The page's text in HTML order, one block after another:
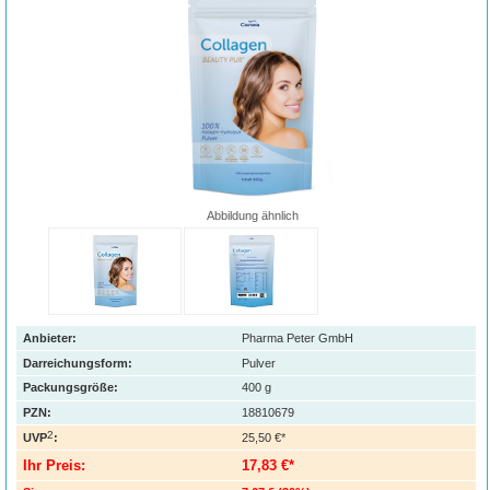
Abbildung ähnlich
Anbieter:
Pharma Peter GmbH
Darreichungsform:
Pulver
Packungsgröße:
400 g
PZN:
18810679
UVP2: 25,50 €*
Ihr Preis: 17,83 €*